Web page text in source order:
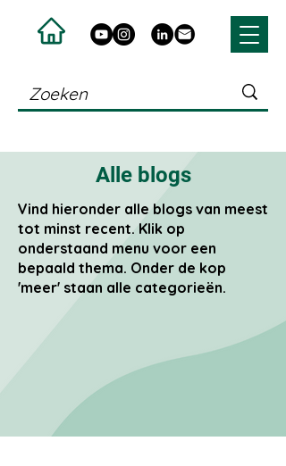
Alle blogs
Vind hieronder alle blogs van meest
tot minst recent. Klik op
onderstaand menu voor een
bepaald thema. Onder de kop
'meer' staan alle categorieën.